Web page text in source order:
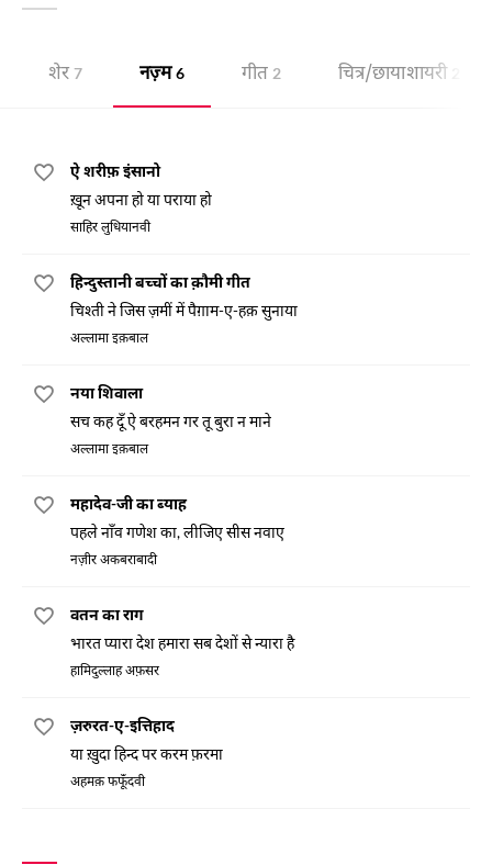
की तमाम बुनियादें जिंदगी की रंगा-रंगी और इस की ख़ूब-सूरती की अलामत हैं।
शेर 7 नज़्म 6 गीत 2 चित्र/छाया शायरी
ऐ शरीफ़ इंसानो
ख़ून अपना हो या पराया हो
साहिर लुधियानवी
हिन्दुस्तानी बच्चों का क़ौमी गीत
चिश्ती ने जिस ज़मीं में पैग़ाम-ए-हक़ सुनाया
अल्लामा इक़बाल
नया शिवाला
सच कह दूँ ऐ बरहमन गर तू बुरा न माने
अल्लामा इक़बाल
महादेव-जी का ब्याह
पहले नाँव गणेश का, लीजिए सीस नवाए
नज़ीर अकबराबादी
वतन का राग
भारत प्यारा देश हमारा सब देशों से न्यारा है
हामिदुल्लाह अफ़सर
ज़रुरत-ए-इत्तिहाद
या ख़ुदा हिन्द पर करम फ़रमा
अहमक़ फफूँदवी